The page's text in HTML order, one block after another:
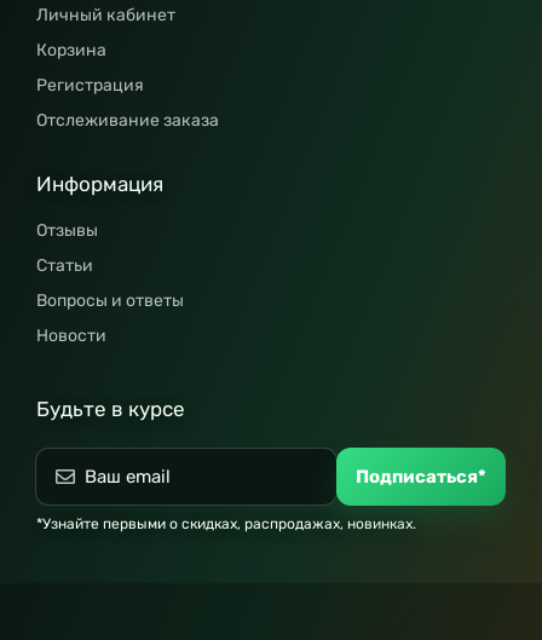
Личный кабинет
Корзина
Регистрация
Отслеживание заказа
Информация
Отзывы
Статьи
Вопросы и ответы
Новости
Будьте в курсе
Подписаться*
*Узнайте первыми о скидках, распродажах, новинках.